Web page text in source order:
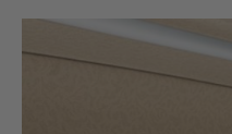
Bildergalerie überspringen